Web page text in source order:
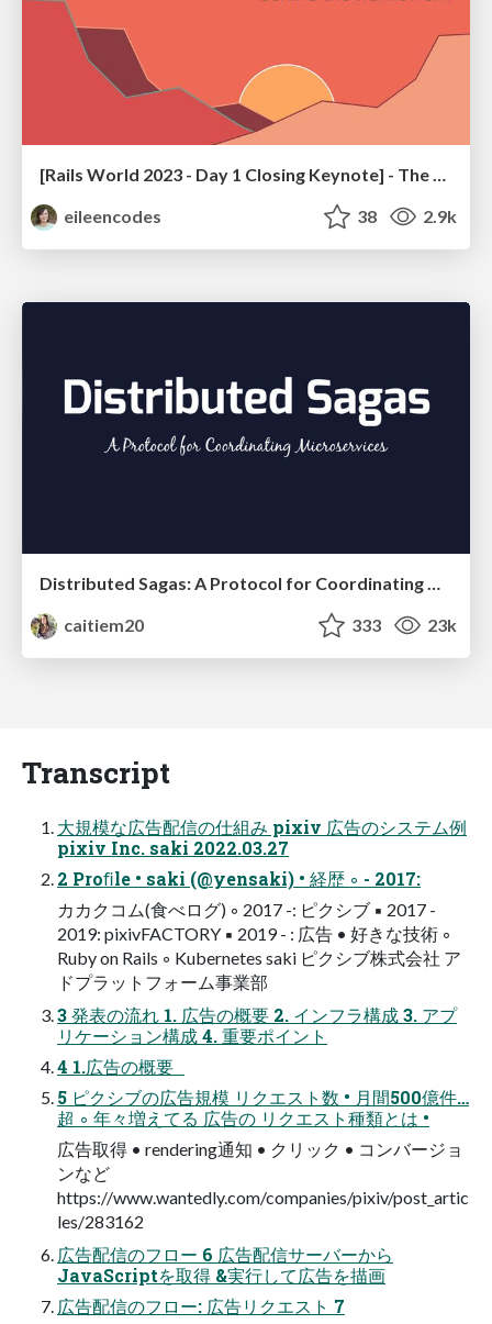
[Rails World 2023 - Day 1 Closing Keynote] - The Magic of Rails
eileencodes
38 2.9k
Distributed Sagas: A Protocol for Coordinating Microservices
caitiem20
333 23k
Transcript
大規模な広告配信の仕組み pixiv 広告のシステム例
pixiv Inc. saki 2022.03.27
2 Proﬁle • saki (@yensaki) • 経歴 ◦ - 2017:
カカクコム(食べログ) ◦ 2017 -: ピクシブ ▪ 2017 -
2019: pixivFACTORY ▪ 2019 - : 広告 • 好きな技術 ◦
Ruby on Rails ◦ Kubernetes saki ピクシブ株式会社 ア
ドプラットフォーム事業部
3 発表の流れ 1. 広告の概要 2. インフラ構成 3. アプ
リケーション構成 4. 重要ポイント
4 1.広告の概要
5 ピクシブの広告規模 リクエスト数 • 月間500億件…
超 ◦ 年々増えてる 広告の リクエスト種類とは •
広告取得 • rendering通知 • クリック • コンバージョ
ンなど
https://www.wantedly.com/companies/pixiv/post_artic
les/283162
広告配信のフロー 6 広告配信サーバーから
JavaScriptを取得 &実行して広告を描画
広告配信のフロー: 広告リクエスト 7